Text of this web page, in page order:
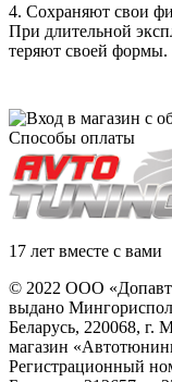
4. Сохраняют свои
При длительной
теряют своей формы.
Способы оплаты
17 лет вместе с вами
© 2022 ООО
выдано
Беларусь, 220068, г.
магазин
Регистрационный